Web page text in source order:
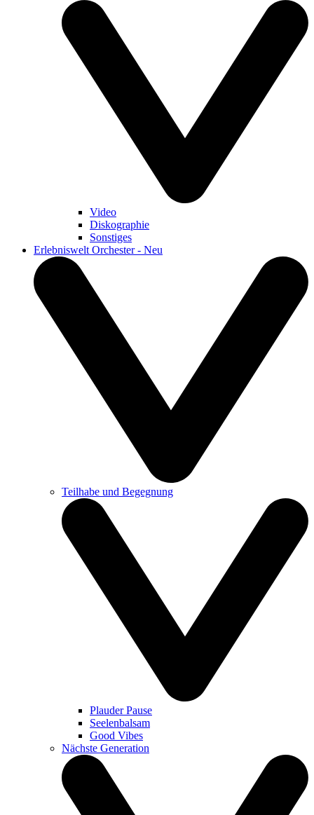
Video
Diskographie
Sonstiges
Erlebniswelt Orchester - Neu
Teilhabe und Begegnung
Plauder Pause
Seelenbalsam
Good Vibes
Nächste Generation